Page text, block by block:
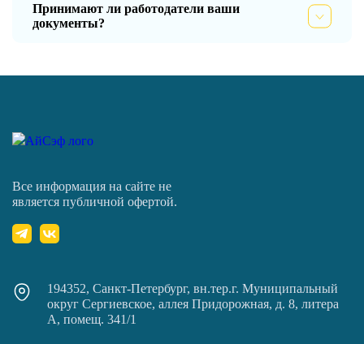
Принимают ли работодатели ваши
документы?
Все информация на сайте не
является публичной офертой.
194352, Санкт-Петербург, вн.тер.г. Муниципальный
округ Сергиевское, аллея Придорожная, д. 8, литера
А, помещ. 341/1